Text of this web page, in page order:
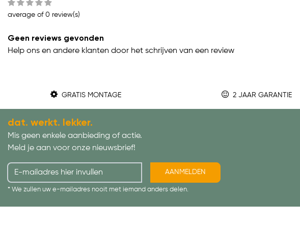
average of 0 review(s)
Geen reviews gevonden
Help ons en andere klanten door het schrijven van een review
GRATIS MONTAGE 2 JAAR GARANTIE
dat. werkt. lekker.
Mis geen enkele aanbieding of actie.
Meld je aan voor onze nieuwsbrief!
AANMELDEN
* We zullen uw e-mailadres nooit met iemand anders delen.